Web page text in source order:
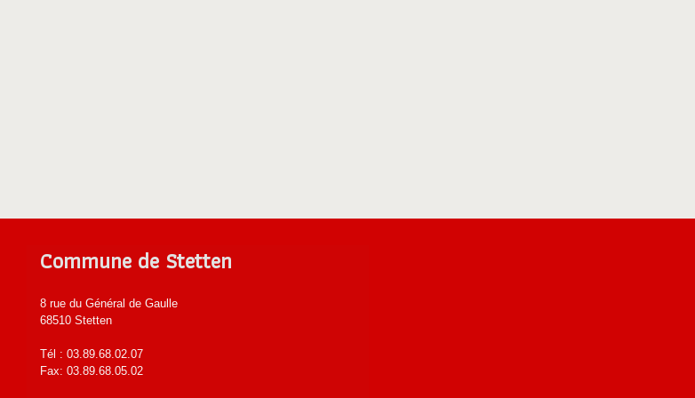
Commune de Stetten
8 rue du Général de Gaulle
68510 Stetten
Tél : 03.89.68.02.07
Fax: 03.89.68.05.02